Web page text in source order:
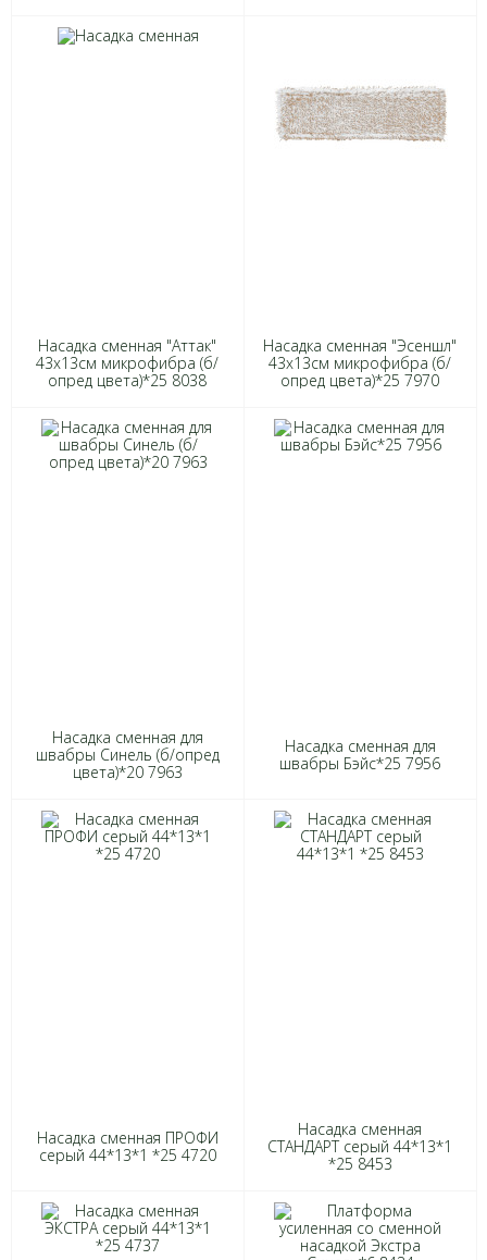
Насадка сменная "Аттак"
43х13см микрофибра (б/
опред цвета)*25 8038
Насадка сменная "Эсеншл"
43х13см микрофибра (б/
опред цвета)*25 7970
Насадка сменная для
швабры Cинель (б/опред
цвета)*20 7963
Насадка сменная для
швабры Бэйс*25 7956
Насадка сменная ПРОФИ
серый 44*13*1 *25 4720
Насадка сменная
СТАНДАРТ серый 44*13*1
*25 8453